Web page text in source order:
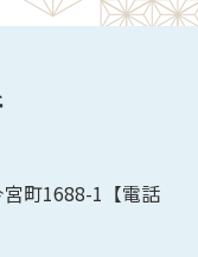
町1688-1【電話